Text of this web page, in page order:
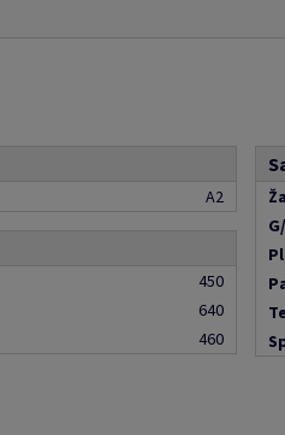
A2
450
640
460